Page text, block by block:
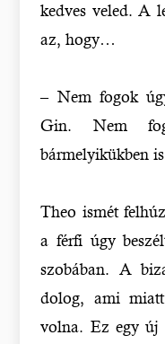
kedves veled. A
az, hogy…
– Nem fogok
Gin. Nem
bármelyikükben
Theo ismét
a férfi úgy
szobában. A
dolog, ami miatt
volna. Ez egy új